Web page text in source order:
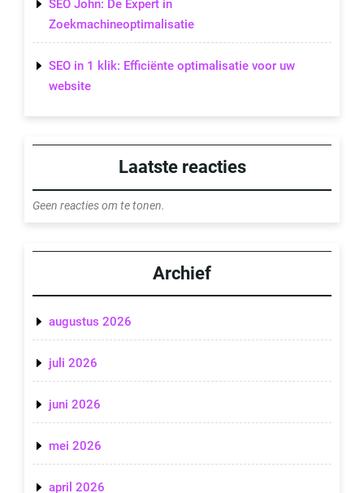
SEO John: De Expert in
Zoekmachineoptimalisatie
SEO in 1 klik: Efficiënte optimalisatie voor uw
website
Laatste reacties
Geen reacties om te tonen.
Archief
augustus 2026
juli 2026
juni 2026
mei 2026
april 2026